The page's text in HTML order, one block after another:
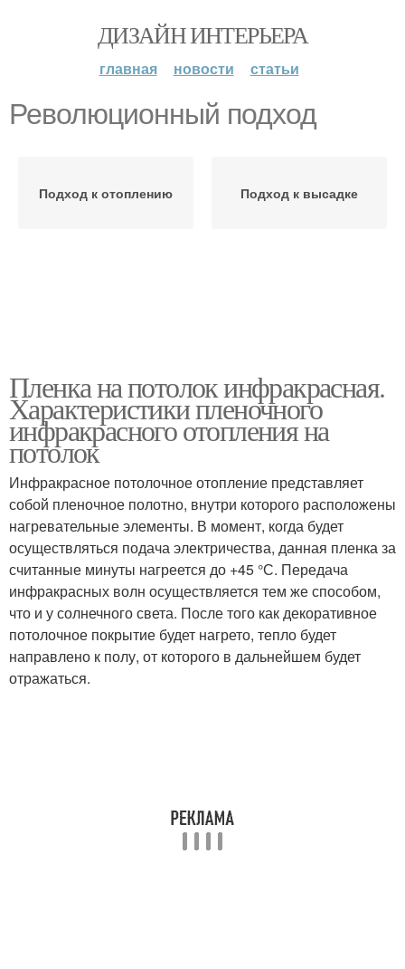
ДИЗАЙН ИНТЕРЬЕРА
главная новости статьи
Революционный подход
Подход к отоплению Подход к высадке
Пленка на потолок инфракрасная.
Характеристики пленочного
инфракрасного отопления на
потолок
Инфракрасное потолочное отопление представляет
собой пленочное полотно, внутри которого расположены
нагревательные элементы. В момент, когда будет
осуществляться подача электричества, данная пленка за
считанные минуты нагреется до +45 °С. Передача
инфракрасных волн осуществляется тем же способом,
что и у солнечного света. После того как декоративное
потолочное покрытие будет нагрето, тепло будет
направлено к полу, от которого в дальнейшем будет
отражаться.